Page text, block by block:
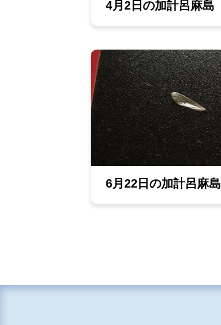
4月2日の加計呂麻島
6月22日の加計呂麻島